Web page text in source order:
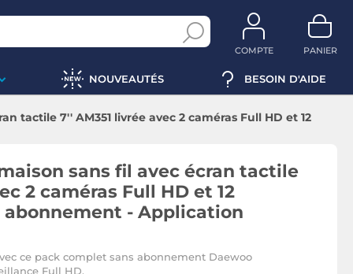
COMPTE PANIER
NOUVEAUTÉS BESOIN D'AIDE
tactile 7'' AM351 livrée avec 2 caméras Full HD et 12
sans fil avec écran tactile
2 caméras Full HD et 12
abonnement - Application
ce pack complet sans abonnement Daewoo
Full HD.